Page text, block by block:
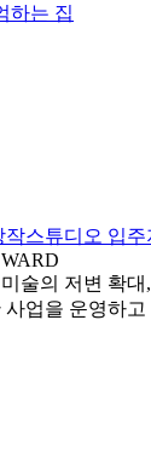
하는 집
작스튜디오 입주
술의 저변 확
업을 운영하고